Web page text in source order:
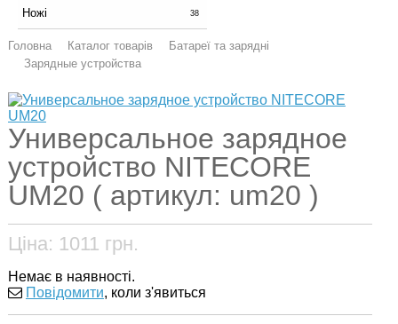
Ножі 38
Головна Каталог товарів
Батареї та зарядні
Зарядные устройства
Универсальное зарядное
устройство NITECORE
UM20 ( артикул: um20 )
Ціна: 1011 грн.
Немає в наявності.
Повідомити, коли з'явиться